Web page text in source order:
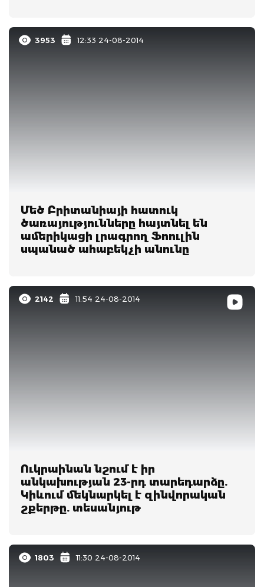
3953 12:33 24-08-2014
Մեծ Բրիտանիայի հատուկ
ծառայությունները հայտնել են
ամերիկացի լրագրող Ֆոուլին
սպանած ահաբեկչի անունը
2142 11:54 24-08-2014
Ուկրաինան նշում է իր
անկախության 23-րդ տարեդարձը.
Կիևում մեկնարկել է զինվորական
շքերթը. տեսանյութ
1803 11:30 24-08-2014